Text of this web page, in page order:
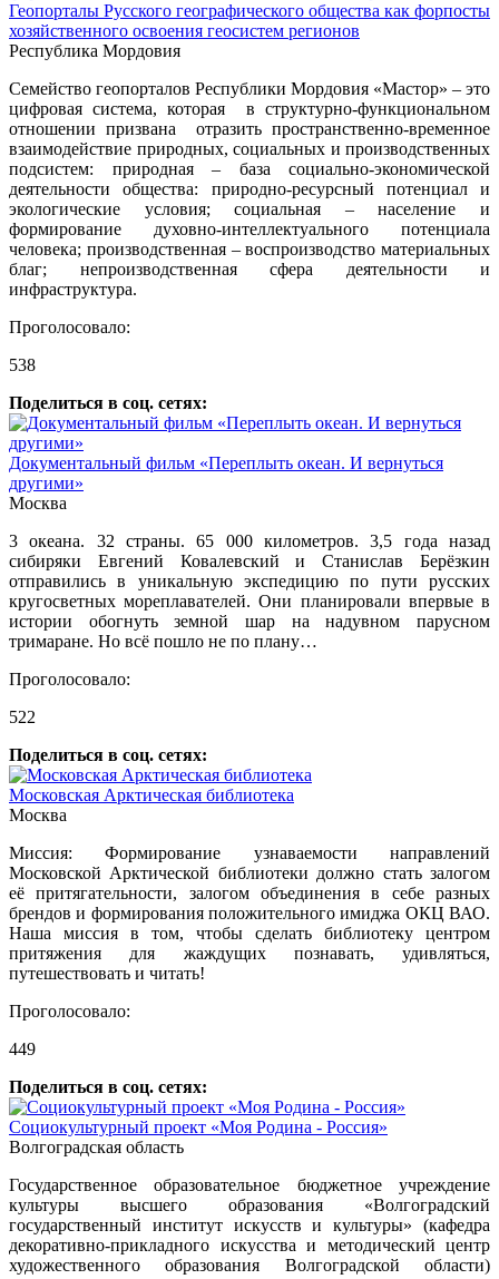
Геопорталы Русского географического общества как форпосты
хозяйственного освоения геосистем регионов
Республика Мордовия
Семейство геопорталов Республики Мордовия «Мастор» – это
цифровая система, которая в структурно-функциональном
отношении призвана отразить пространственно-временное
взаимодействие природных, социальных и производственных
подсистем: природная – база социально-экономической
деятельности общества: природно-ресурсный потенциал и
экологические условия; социальная – население и
формирование духовно-интеллектуального потенциала
человека; производственная – воспроизводство материальных
благ; непроизводственная сфера деятельности и
инфраструктура.
Проголосовало:
538
Поделиться в соц. сетях:
Документальный фильм «Переплыть океан. И вернуться
другими»
Москва
3 океана. 32 страны. 65 000 километров. 3,5 года назад
сибиряки Евгений Ковалевский и Станислав Берёзкин
отправились в уникальную экспедицию по пути русских
кругосветных мореплавателей. Они планировали впервые в
истории обогнуть земной шар на надувном парусном
тримаране. Но всё пошло не по плану…
Проголосовало:
522
Поделиться в соц. сетях:
Московская Арктическая библиотека
Москва
Миссия: Формирование узнаваемости направлений
Московской Арктической библиотеки должно стать залогом
её притягательности, залогом объединения в себе разных
брендов и формирования положительного имиджа ОКЦ ВАО.
Наша миссия в том, чтобы сделать библиотеку центром
притяжения для жаждущих познавать, удивляться,
путешествовать и читать!
Проголосовало:
449
Поделиться в соц. сетях:
Социокультурный проект «Моя Родина - Россия»
Волгоградская область
Государственное образовательное бюджетное учреждение
культуры высшего образования «Волгоградский
государственный институт искусств и культуры» (кафедра
декоративно-прикладного искусства и методический центр
художественного образования Волгоградской области)